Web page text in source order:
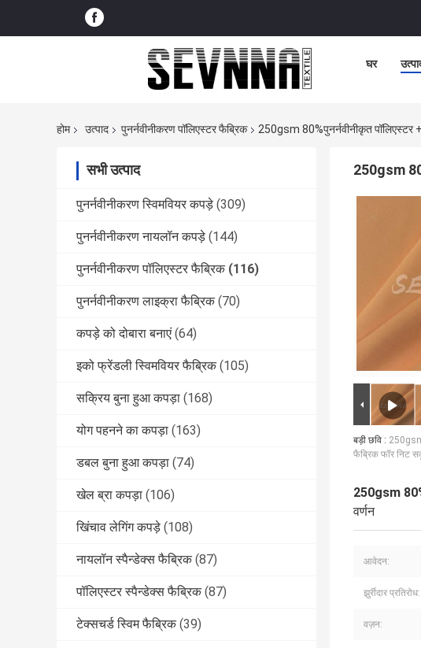
घर
होम उत्पाद पुनर्नवीनीकरण पॉलिएस्टर फैब्रिक 250gsm 80%पुनर्नवीनीकृत पॉलिएस्टर
सभी उत्पाद
पुनर्नवीनीकरण स्विमवियर कपड़े (309)
पुनर्नवीनीकरण नायलॉन कपड़े (144)
पुनर्नवीनीकरण पॉलिएस्टर फैब्रिक (116)
पुनर्नवीनीकरण लाइक्रा फैब्रिक (70)
कपड़े को दोबारा बनाएं (64)
इको फ्रेंडली स्विमवियर फैब्रिक (105)
सक्रिय बुना हुआ कपड़ा (168)
योग पहनने का कपड़ा (163)
डबल बुना हुआ कपड़ा (74)
खेल ब्रा कपड़ा (106)
खिंचाव लेगिंग कपड़े (108)
नायलॉन स्पैन्डेक्स फैब्रिक (87)
पॉलिएस्टर स्पैन्डेक्स फैब्रिक (87)
टेक्सचर्ड स्विम फैब्रिक (39)
250gsm
बड़ी छवि :
फैब्रिक फॉर निट
250gsm
वर्णन
आवेदन:
झुर्रीदार प्रतिरोध:
वज़न: